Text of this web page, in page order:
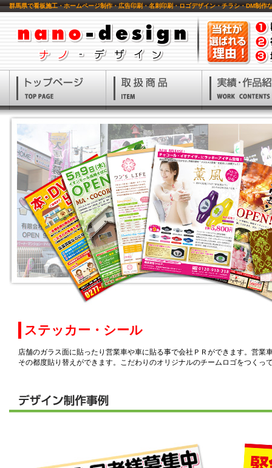
群馬県で看板施工・ホームページ制作・広告印刷・名刺印刷・ロゴデザイン・チラシ・DM制
ステッカー・シール
店舗のガラス面に貼ったり営業車や車に貼る事で会社ＰＲができます。営業
その都度貼り替えができます。こだわりのオリジナルのチームロゴをつくっ